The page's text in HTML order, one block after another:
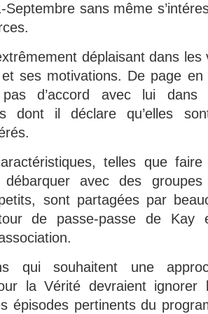
Septembre sans même
déplaisant dans les
ses motivations. De page
d’accord avec lui dans
dont il déclare qu’elles
telles que
débarquer avec des
sont partagées par
de passe-passe de
qui souhaitent une
la Vérité devraient
épisodes pertinents du